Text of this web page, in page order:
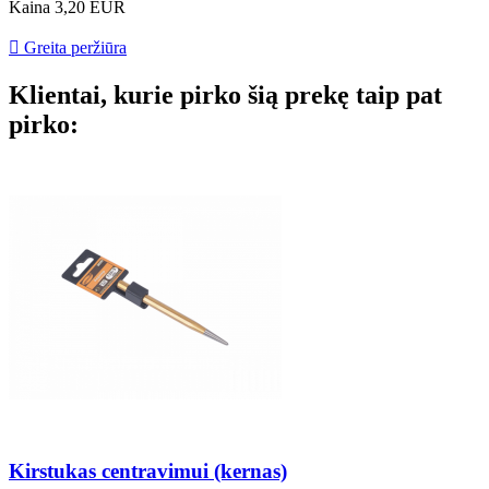
Kaina 3,20 EUR
 Greita peržiūra
Klientai, kurie pirko šią prekę taip pat
pirko:
Kirstukas centravimui (kernas)